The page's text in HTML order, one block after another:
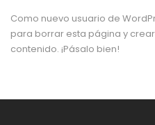
Como nuevo usuario de
para borrar esta página y
contenido. ¡Pásalo bien!